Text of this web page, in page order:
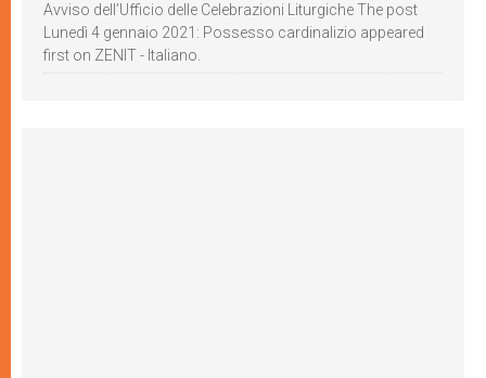
Avviso dell’Ufficio delle Celebrazioni Liturgiche The post
Lunedì 4 gennaio 2021: Possesso cardinalizio appeared
first on ZENIT - Italiano.